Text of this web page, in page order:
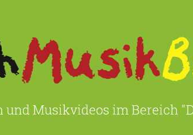
Musikvideos im Bereich